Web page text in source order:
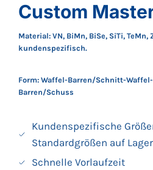
Custom
Material: VN, BiMn, BiSe, SiTi, TeMn,
kundenspezifisch.
Form: Waffel-Barren/Schnitt-
Barren/Schuss
Kundenspezifische
Standardgrößen auf Lager
Schnelle Vorlaufzeit